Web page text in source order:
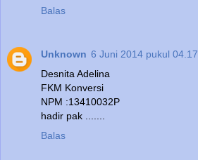
Balas
Unknown 6 Juni 2014 pukul 04.17
Desnita Adelina
FKM Konversi
NPM :13410032P
hadir pak .......
Balas